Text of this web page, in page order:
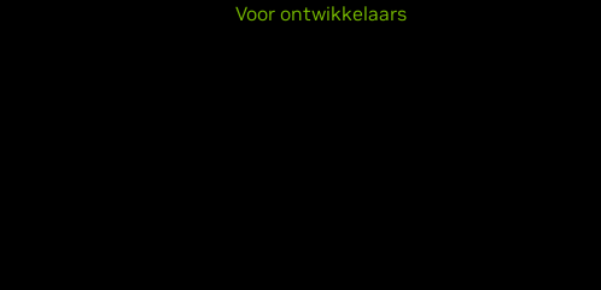
Voor ontwikkelaars